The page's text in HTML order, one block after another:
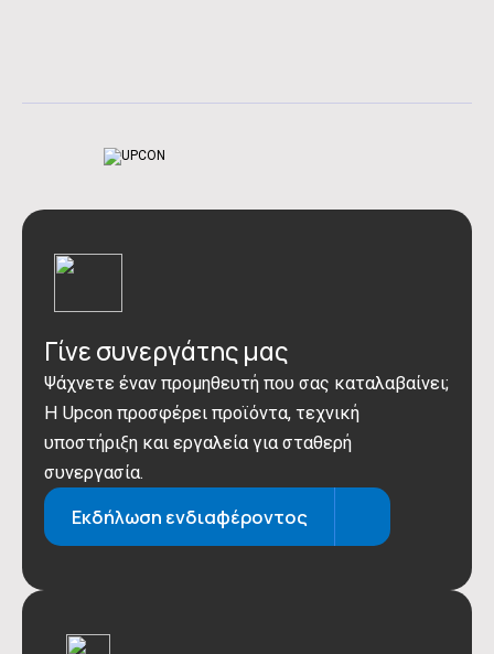
Γίνε συνεργάτης μας
Ψάχνετε έναν προμηθευτή που σας καταλαβαίνει;
Η Upcon προσφέρει προϊόντα, τεχνική
υποστήριξη και εργαλεία για σταθερή
συνεργασία.
Εκδήλωση ενδιαφέροντος